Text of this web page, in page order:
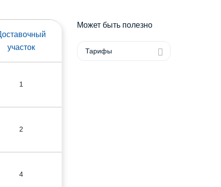
участок
1
2
4
Может быть полезно
Тарифы